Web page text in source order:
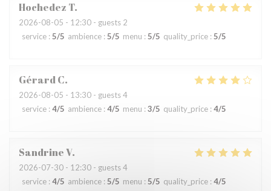
Hochedez T
2026-08-05 - 12:30 - guests 2
service : 5/5 ambience : 5/5 menu : 5/5 quality_price : 5/5
GérardC
2026-08-05 - 13:30 - guests 4
service : 4/5 ambience : 4/5 menu : 3/5 quality_price : 4/5
SandrineV
2026-07-30 - 12:30 - guests 4
service : 4/5 ambience : 5/5 menu : 5/5 quality_price : 4/5